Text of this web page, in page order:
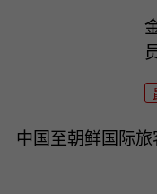
中国至朝鲜国际